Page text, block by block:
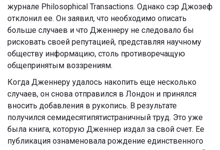
журнале Philosophical Transactions. Однако сэр Джозеф
отклонил ее. Он заявил, что необходимо описать
больше случаев и что Дженнеру не следовало бы
рисковать своей репутацией, представляя научному
обществу информацию, столь противоречащую
общепринятым воззрениям.
Когда Дженнеру удалось накопить еще несколько
случаев, он снова отправился в Лондон и принялся
вносить добавления в рукопись. В результате
получился семидесятипятистраничный труд. Это уже
была книга, которую Дженнер издал за свой счет. Ее
публикация ознаменовала рождение единственного